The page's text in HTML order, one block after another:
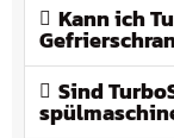
Kann ich
Sind